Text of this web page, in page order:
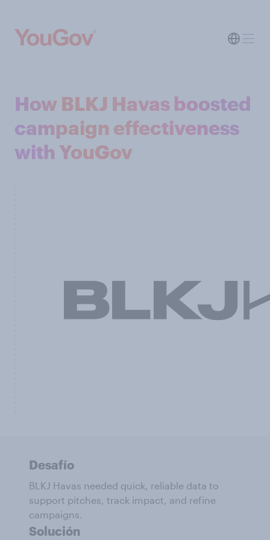
How BLKJ Havas boosted
campaign effectiveness
with YouGov
Desafío
BLKJ Havas needed quick, reliable data to
support pitches, track impact, and refine
campaigns.
Solución